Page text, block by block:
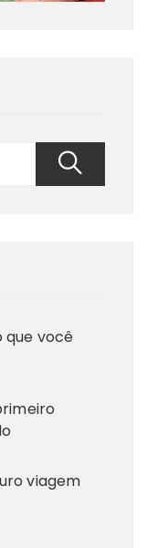
que você
viagem